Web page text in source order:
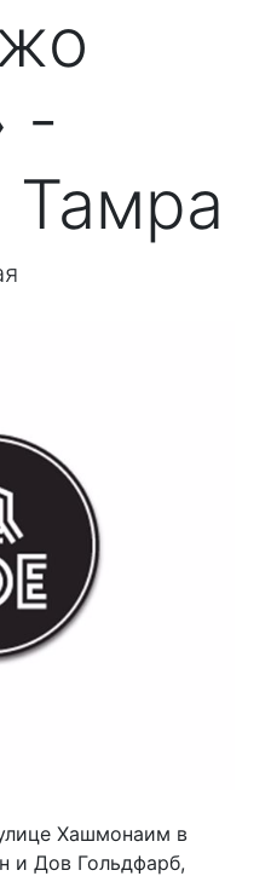
-
Тамра
Хашмонаим в
и Дов Гольдфарб,